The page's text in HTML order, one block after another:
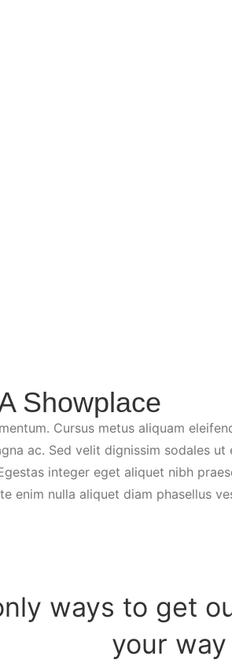
Showplace
Cursus metus aliquam
ac. Sed velit dignissim sodales
integer eget aliquet nibh
nulla aliquet diam phasellus
ways to get
your way